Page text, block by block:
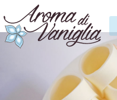
al
contenuto